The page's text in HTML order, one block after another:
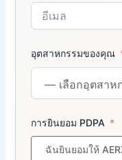
อุตสาหกรรมของคุณ
การยินยอม PDPA
ฉันยินยอมให้